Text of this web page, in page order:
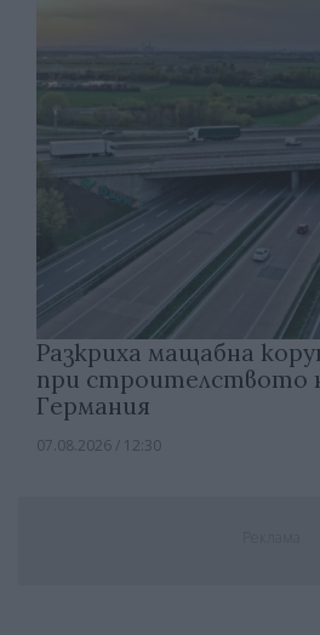
Разкриха мащабна
при строителството
Германия
07.08.2026 / 12:30